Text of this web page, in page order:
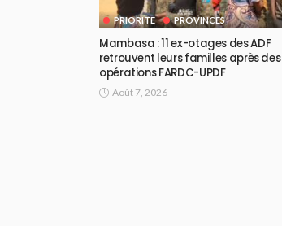
PRIORITE PROVINCES
Mambasa : 11 ex-otages des ADF
retrouvent leurs familles après des
opérations FARDC-UPDF
Août 7, 2026